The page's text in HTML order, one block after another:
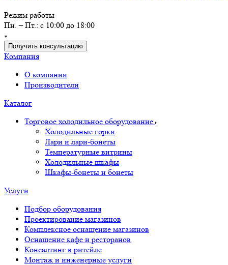
Режим работы
Пн. – Пт.: с 10:00 до 18:00
Получить консультацию
Компания
О компании
Производители
Каталог
Торговое холодильное оборудование
Холодильные горки
Лари и лари-бонеты
Температурные витрины
Холодильные шкафы
Шкафы-бонеты и бонеты
Услуги
Подбор оборудования
Проектирование магазинов
Комплексное оснащение магазинов
Оснащение кафе и ресторанов
Консалтинг в ритейле
Монтаж и инженерные услуги